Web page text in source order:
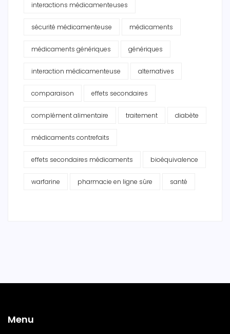
interactions médicamenteuses
sécurité médicamenteuse médicaments
médicaments génériques génériques
interaction médicamenteuse alternatives
comparaison effets secondaires
complément alimentaire traitement diabète
médicaments contrefaits
effets secondaires médicaments bioéquivalence
warfarine pharmacie en ligne sûre santé
Menu